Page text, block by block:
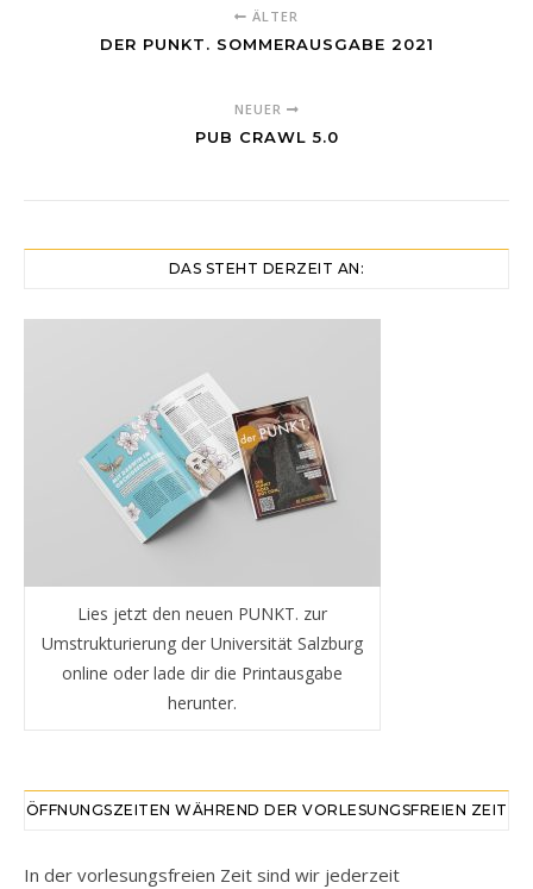
ÄLTER
DER PUNKT. SOMMERAUSGABE 2021
NEUER
PUB CRAWL 5.0
DAS STEHT DERZEIT AN:
Lies jetzt den neuen PUNKT. zur
Umstrukturierung der Universität Salzburg
online oder lade dir die Printausgabe
herunter.
ÖFFNUNGSZEITEN WÄHREND DER VORLESUNGSFREIEN ZEIT
In der vorlesungsfreien Zeit sind wir jederzeit